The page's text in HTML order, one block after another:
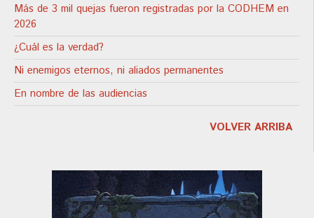
Más de 3 mil quejas fueron registradas por la CODHEM en
2026
¿Cuál es la verdad?
Ni enemigos eternos, ni aliados permanentes
En nombre de las audiencias
VOLVER ARRIBA